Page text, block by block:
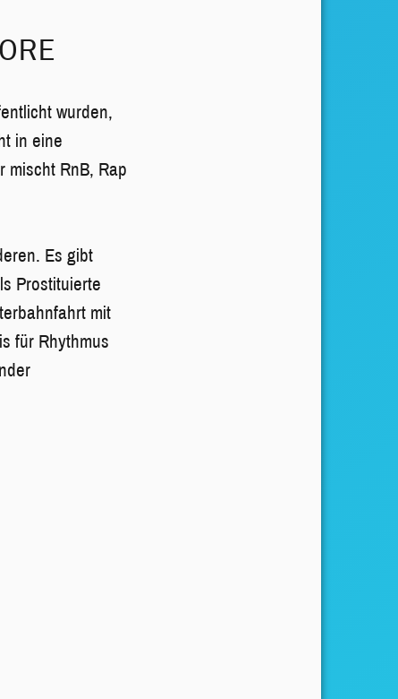
wurden,
in eine
mischt RnB, Rap
Es gibt
Prostituierte
mit
für Rhythmus